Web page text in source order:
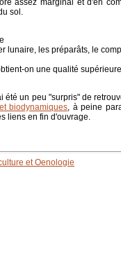
assez marginal et d'en
sol.
lunaire, les préparâts, le
on une qualité
été un peu "surpris" de
biodynamiques, à peine
liens en fin d'ouvrage.
et Oenologie